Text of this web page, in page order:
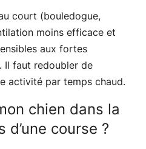
court (bouledogue,
moins efficace et
aux fortes
Il faut redoubler de
activité par temps chaud.
chien dans la
course ?